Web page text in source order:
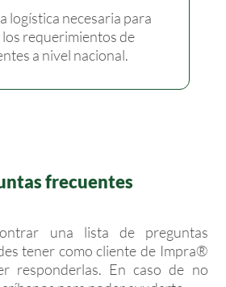
logística necesaria para
requerimientos de
a nivel nacional.
frecuentes
una lista de preguntas
tener como cliente de Impra®
responderlas. En caso de no